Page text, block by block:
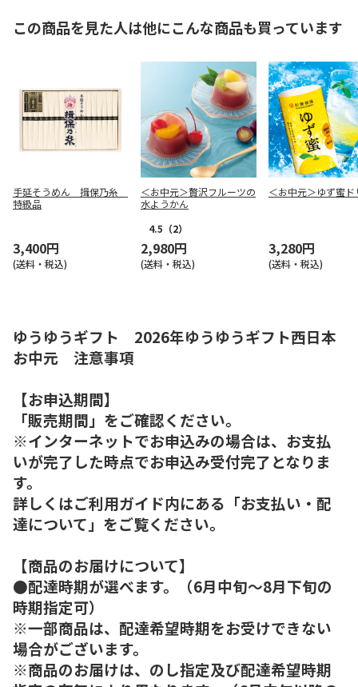
この商品を見た人は他にこんな商品も買っています
手延そうめん 揖保乃糸
特級品
3,400円
(送料・税込)
＜お中元＞贅沢フルーツの
水ようかん
4.5 （2）
2,980円
(送料・税込)
＜お中元＞ゆず蜜ド
3,280円
(送料・税込)
ゆうゆうギフト 2026年ゆうゆうギフト西日本
お中元 注意事項
【お申込期間】
「販売期間」をご確認ください。
※インターネットでお申込みの場合は、お支払
いが完了した時点でお申込み受付完了となりま
す。
詳しくはご利用ガイド内にある「お支払い・配
達について」をご覧ください。
【商品のお届けについて】
●配達時期が選べます。（6月中旬～8月下旬の
時期指定可）
※一部商品は、配達希望時期をお受けできない
場合がございます。
※商品のお届けは、のし指定及び配達希望時期